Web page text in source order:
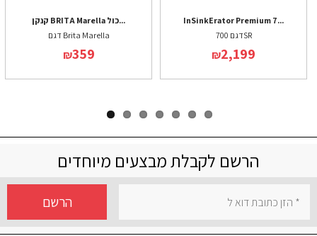
קנקן BRITA Marella כול...
דגם Brita Marella
₪359
InSinkErator Premium 7...
דגם 700SR
₪2,199
הרשם לקבלת מבצעים מיוחדים
הרשם